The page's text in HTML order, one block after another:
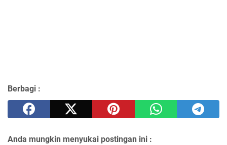
Berbagi :
Anda mungkin menyukai postingan ini :